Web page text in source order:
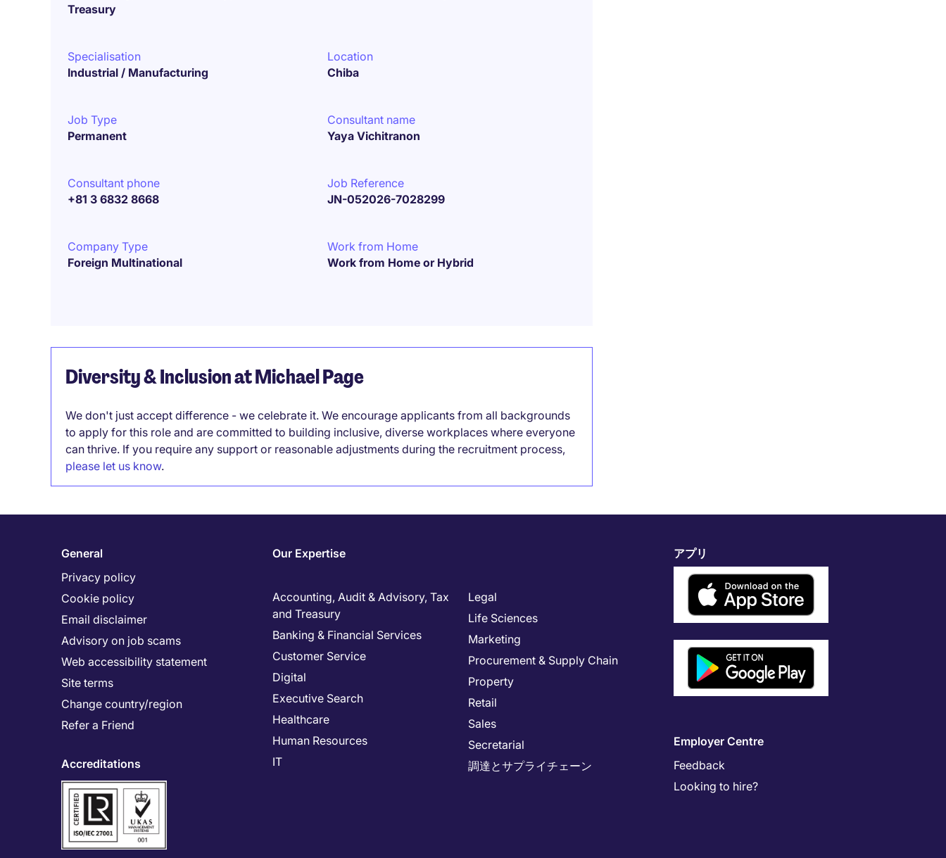
Treasury
Specialisation
Industrial / Manufacturing
Location
Chiba
Job Type
Permanent
Consultant name
Yaya Vichitranon
Consultant phone
+81 3 6832 8668
Job Reference
JN-052026-7028299
Company Type
Foreign Multinational
Work from Home
Work from Home or Hybrid
Diversity & Inclusion at Michael Page
We don't just accept difference - we celebrate it. We encourage applicants from all backgrounds
to apply for this role and are committed to building inclusive, diverse workplaces where everyone
can thrive. If you require any support or reasonable adjustments during the recruitment process,
please let us know.
General
Privacy policy
Cookie policy
Email disclaimer
Advisory on job scams
Web accessibility statement
Site terms
Change country/region
Refer a Friend
Accreditations
Our Expertise
Accounting, Audit & Advisory, Tax
and Treasury
Banking & Financial Services
Customer Service
Digital
Executive Search
Healthcare
Human Resources
IT
Legal
Life Sciences
Marketing
Procurement & Supply Chain
Property
Retail
Sales
Secretarial
調達とサプライチェーン
アプリ
Employer Centre
Feedback
Looking to hire?